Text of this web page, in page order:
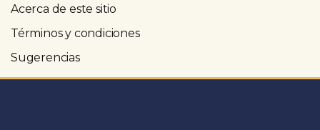
Acerca de este sitio
Términos y condiciones
Sugerencias